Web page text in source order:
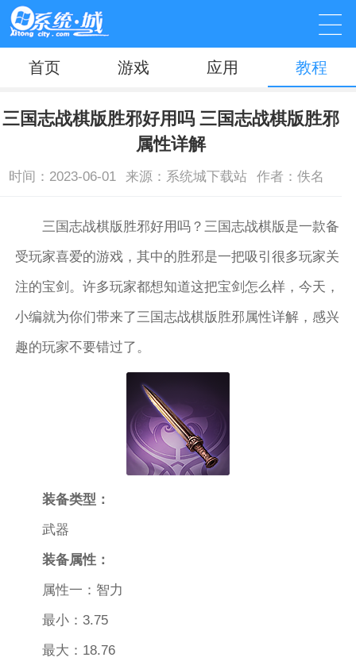
首页 游戏 应用 教程
三国志战棋版胜邪好用吗 三国志战棋版胜邪
属性详解
时间：2023-06-01 来源：系统城下载站 作者：佚名
三国志战棋版胜邪好用吗？三国志战棋版是一款备
受玩家喜爱的游戏，其中的胜邪是一把吸引很多玩家关
注的宝剑。许多玩家都想知道这把宝剑怎么样，今天，
小编就为你们带来了三国志战棋版胜邪属性详解，感兴
趣的玩家不要错过了。
装备类型：
武器
装备属性：
属性一：智力
最小：3.75
最大：18.76